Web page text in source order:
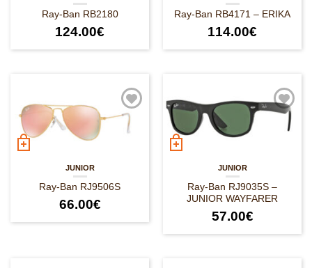
Ray-Ban RB2180
124.00€
Ray-Ban RB4171 – ERIKA
114.00€
JUNIOR
Ray-Ban RJ9506S
66.00€
JUNIOR
Ray-Ban RJ9035S –
JUNIOR WAYFARER
57.00€